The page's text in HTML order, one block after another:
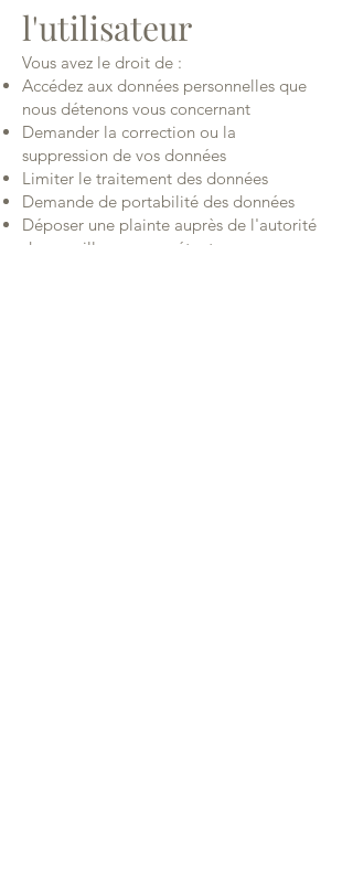
l'utilisateur
Vous avez le droit de :
Accédez aux données personnelles que
nous détenons vous concernant
Demander la correction ou la
suppression de vos données
Limiter le traitement des données
Demande de portabilité des données
Déposer une plainte auprès de l'autorité
de surveillance compétente